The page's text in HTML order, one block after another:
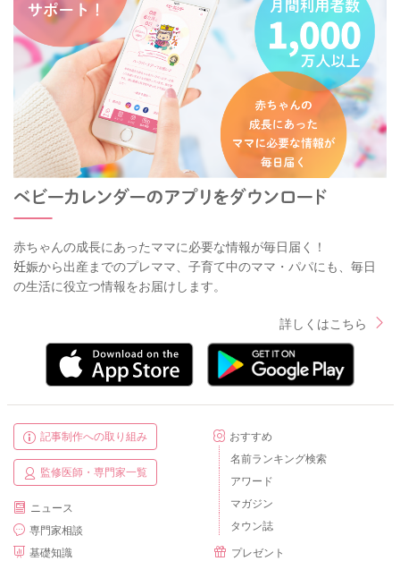
赤ちゃんの成長にあったママに必要な情報が毎日届く！
妊娠から出産までのプレママ、子育て中のママ・パパにも、毎日
の生活に役立つ情報をお届けします。
詳しくはこちら
記事制作への取り組み
監修医師・専門家一覧
ニュース
専門家相談
基礎知識
おすすめ
名前ランキング検索
アワード
マガジン
タウン誌
プレゼント